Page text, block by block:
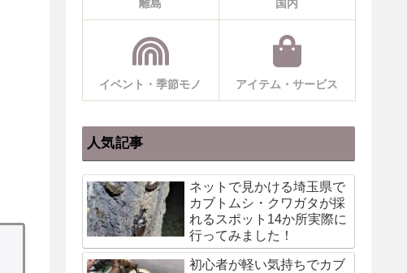
離島 国内
イベント・季節モノ アイテム・サービス
人気記事
ネットで見かける埼玉県で
カブトムシ・クワガタが採
れるスポット14か所実際に
行ってみました！
初心者が軽い気持ちでカブ